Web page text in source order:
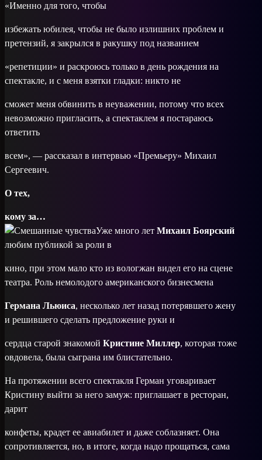
«Именно для того, чтобы
избежать юбилея, чтобы не было излишних проблем и
претензий, я закрылся в ракушку под названием
«репетиции» и раскроюсь только в день рождения на
спектакле, и с меня взятки гладки: никто не
сможет меня обвинить в неуважении, потому что всех
невозможно пригласить, а спектаклем я постараюсь
ответить
всем», — рассказал в интервью «Премьеру» Михаил
Сергеевич.
О тех,
кому за…
Уже много лет Михаил Боярский
любим публикой за роли в
кино, при этом мало кто из вологжан видел его на сцене
театра. Роль немолодого американского бизнесмена
Германа Льюиса, несколько лет назад потерявшего жену
и решившего сделать предложение руки и
сердца старой знакомой Кристине Миллер, которая тоже
овдовела, была сыграна им блистательно.
На протяжении всего спектакля Герман уговаривает
Кристину выйти за него замуж: приглашает в ресторан,
дарит
конфеты, крадет ее авиабилет и даже соблазняет. Она
сопротивляется, но, в итоге, когда надо прощаться, сама